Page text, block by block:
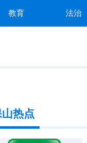
教育 法治
热点